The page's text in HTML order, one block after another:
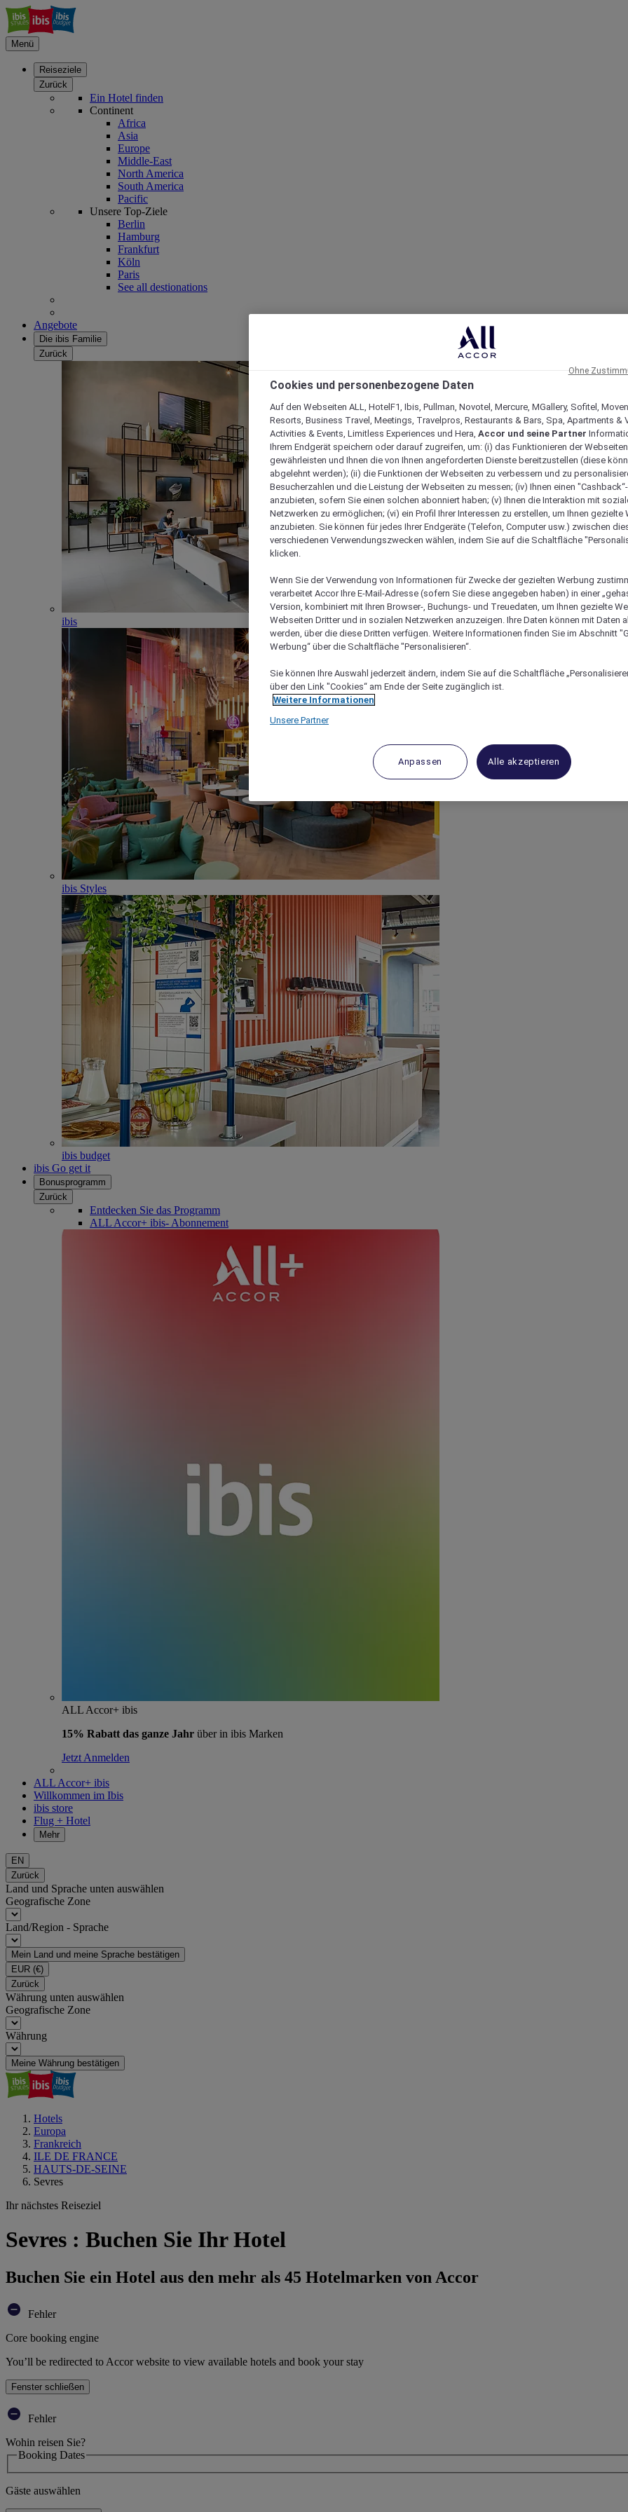
Menü
Reiseziele
Zurück
Ein Hotel finden
Continent
Africa
Asia
Europe
Middle-East
North America
South America
Pacific
Unsere Top-Ziele
Berlin
Hamburg
Frankfurt
Köln
Paris
See all destionations
Angebote
Die ibis Familie
Zurück
ibis
ibis Styles
ibis budget
ibis Go get it
Bonusprogramm
Zurück
Entdecken Sie das Programm
ALL Accor+ ibis- Abonnement
ALL Accor+ ibis
15% Rabatt das ganze Jahr über in ibis Marken
Jetzt Anmelden
ALL Accor+ ibis
Willkommen im Ibis
ibis store
Flug + Hotel
Mehr
EN
Zurück
Land und Sprache unten auswählen
Geografische Zone
Land/Region - Sprache
Mein Land und meine Sprache bestätigen
EUR (€)
Zurück
Währung unten auswählen
Geografische Zone
Währung
Meine Währung bestätigen
Hotels
Europa
Frankreich
ILE DE FRANCE
HAUTS-DE-SEINE
Sevres
Ihr nächstes Reiseziel
Sevres : Buchen Sie Ihr Hotel
Buchen Sie ein Hotel aus den mehr als 45 Hotelmarken von Accor
Fehler
Core booking engine
You’ll be redirected to Accor website to view available hotels and book your stay
Fenster schließen
Fehler
Wohin reisen Sie?
Booking Dates
Gäste auswählen
Cookies und personenbezogene Daten
Auf den Webseiten ALL, HotelF1, Ibis, Pullman, Novotel, Mercure, MGallery, Sofitel,
Resorts, Business Travel, Meetings, Travelpros, Restaurants & Bars, Spa, Apartments &
Activities & Events, Limitless Experiences und Hera, Accor und seine Partner
Ihrem Endgerät speichern oder darauf zugreifen, um: (i) das Funktionieren der
gewährleisten und Ihnen die von Ihnen angeforderten Dienste bereitzustellen (diese
abgelehnt werden); (ii) die Funktionen der Webseiten zu verbessern und zu
Besucherzahlen und die Leistung der Webseiten zu messen; (iv) Ihnen einen
anzubieten, sofern Sie einen solchen abonniert haben; (v) Ihnen die Interaktion mit
Netzwerken zu ermöglichen; (vi) ein Profil Ihrer Interessen zu erstellen, um Ihnen gezielte
anzubieten. Sie können für jedes Ihrer Endgeräte (Telefon, Computer usw.) zwischen
verschiedenen Verwendungszwecken wählen, indem Sie auf die Schaltfläche
klicken.
Wenn Sie der Verwendung von Informationen für Zwecke der gezielten Werbung
verarbeitet Accor Ihre E-Mail-Adresse (sofern Sie diese angegeben haben) in einer
Version, kombiniert mit Ihren Browser-, Buchungs- und Treuedaten, um Ihnen gezielte
Webseiten Dritter und in sozialen Netzwerken anzuzeigen. Ihre Daten können mit Daten
werden, über die diese Dritten verfügen. Weitere Informationen finden Sie im Abschnitt
Werbung“ über die Schaltfläche "Personalisieren“.
Sie können Ihre Auswahl jederzeit ändern, indem Sie auf die Schaltfläche
über den Link "Cookies“ am Ende der Seite zugänglich ist.
Weitere Informationen
Unsere Partner
Anpassen Alle akzeptieren
Ohne